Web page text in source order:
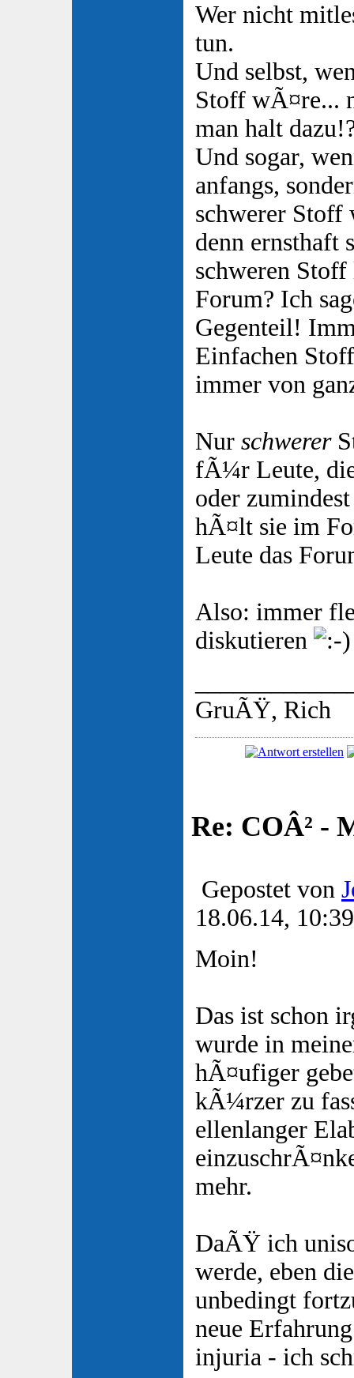
Wer nicht
tun.
Und selbst,
Stoff wÃ¤re...
man halt
Und sogar,
anfangs,
schwerer
denn ernsthaft
schweren Stoff
Forum? Ich
Gegenteil!
Einfachen
immer von
Nur schwerer
fÃ¼r Leute,
oder
hÃ¤lt sie im
Leute das
Also: immer
diskutieren
GruÃŸ, Rich
Re: COÂ² -
Gepostet von
18.06.14, 10:39
Moin!
Das ist schon
wurde in
hÃ¤ufiger
kÃ¼rzer zu
ellenlanger
mehr.
DaÃŸ ich
werde, eben
unbedingt
neue
injuria - ich